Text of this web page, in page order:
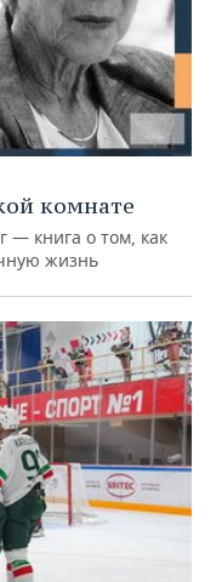
комнате
— книга о том, как
жизнь